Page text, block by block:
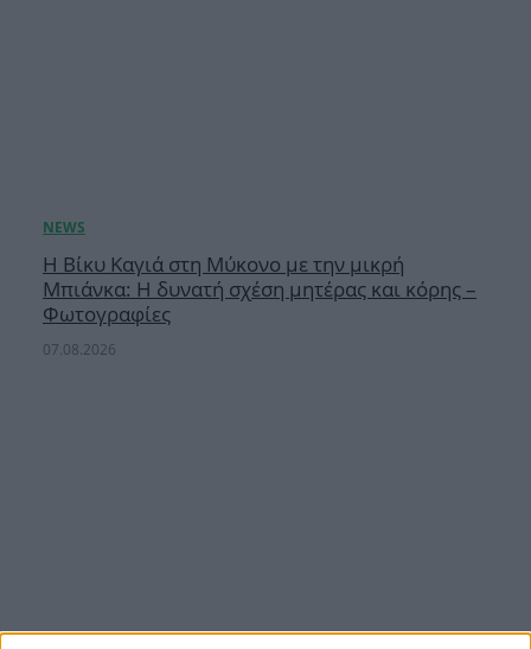
Η Βίκυ Καγιά στη Μύκονο με την μικρή
Μπιάνκα: Η δυνατή σχέση μητέρας και κόρης –
Φωτογραφίες
07.08.2026